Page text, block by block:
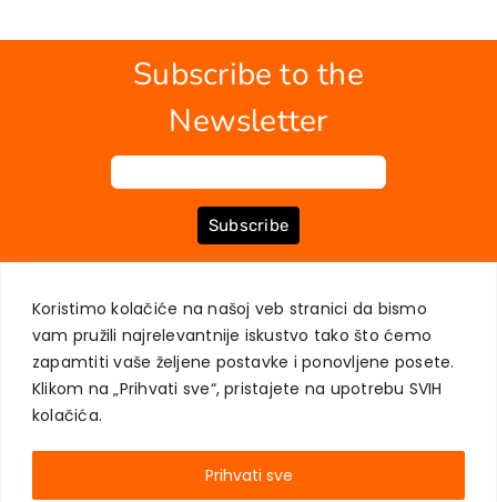
Koristimo kolačiće na našoj veb stranici da bismo
vam pružili najrelevantnije iskustvo tako što ćemo
zapamtiti vaše željene postavke i ponovljene posete.
Klikom na „Prihvati sve“, pristajete na upotrebu SVIH
kolačića.
Prihvati sve
Subscribe to the
Newsletter
Subscribe
USER PRIVACY PROTECTION